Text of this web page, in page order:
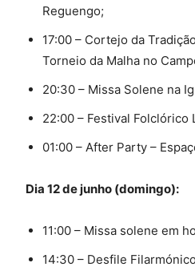
Reguengo;
17:00 – Cortejo da
Torneio da Malha no
20:30 – Missa Solene na
22:00 – Festival Folclórico
01:00 – After Party –
Dia 12 de junho (domingo):
11:00 – Missa solene em
14:30 – Desfile